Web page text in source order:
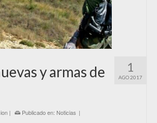
1
AGO 2017
y armas de
| Publicado en: Noticias |